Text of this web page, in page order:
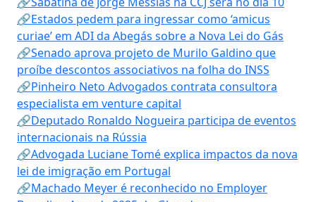
🔗Estados pedem para ingressar como ‘amicus
curiae’ em ADI da Abegás sobre a Nova Lei do Gás
🔗Senado aprova projeto de Murilo Galdino que
proíbe descontos associativos na folha do INSS
🔗Pinheiro Neto Advogados contrata consultora
especialista em venture capital
🔗Deputado Ronaldo Nogueira participa de eventos
internacionais na Rússia
🔗Advogada Luciane Tomé explica impactos da nova
lei de imigração em Portugal
🔗Machado Meyer é reconhecido no Employer